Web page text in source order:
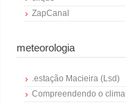
ZapCanal
meteorologia
.estação Macieira (Lsd)
Compreendendo o clima